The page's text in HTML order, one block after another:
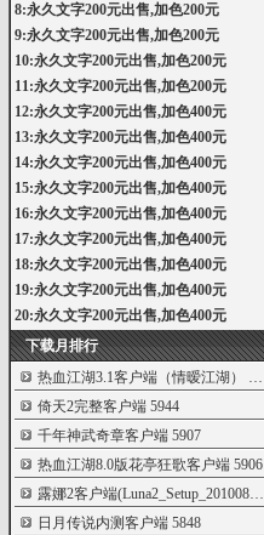
8:永久文字200元出售,加色200元
9:永久文字200元出售,加色200元
10:永久文字200元出售,加色200元
11:永久文字200元出售,加色200元
12:永久文字200元出售,加色400元
13:永久文字200元出售,加色400元
14:永久文字200元出售,加色400元
15:永久文字200元出售,加色400元
16:永久文字200元出售,加色400元
17:永久文字200元出售,加色400元
18:永久文字200元出售,加色400元
19:永久文字200元出售,加色400元
20:永久文字200元出售,加色400元
下载月排行
热血江湖3.1客户端（情暧江湖）
倚天2完整客户端5944
千年神武奇章客户端5907
热血江湖8.0版花亭狂歌客户端5906
露娜2客户端(Luna2_Setup_20100802)
日月传说内测客户端5848